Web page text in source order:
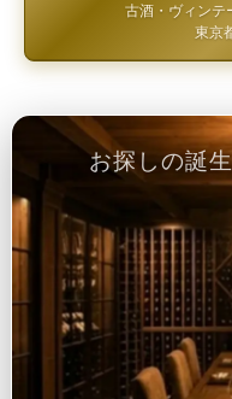
古酒・ヴィンテ
東京
お探しの誕